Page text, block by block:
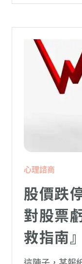
理更高層次的
造成重大影響
心理諮商
股價跌
對股票
救指南』